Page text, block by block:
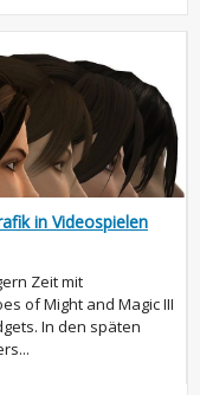
in Videospielen
Zeit mit
of Might and Magic III
In den späten